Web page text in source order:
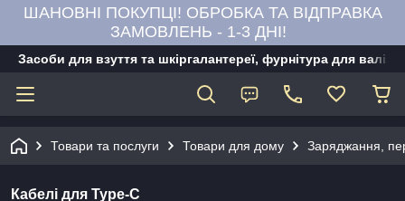
ШАНОВНІ ПОКУПЦІ! ОБРОБКА ТА ВІДПРАВКА
ЗАМОВЛЕНЬ - 1-3 ДНІ!
Засоби для взуття та шкіргалантереї, фурнітура для
Товари та послуги Товари для дому Заряджання,
Кабелі для Type-C